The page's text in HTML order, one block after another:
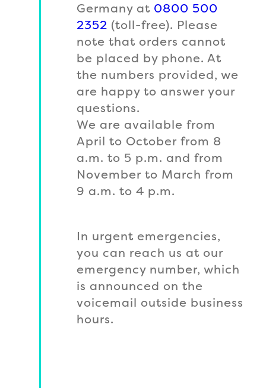
Germany at 0800 500
2352 (toll-free). Please
note that orders cannot
be placed by phone. At
the numbers provided, we
are happy to answer your
questions.
We are available from
April to October from 8
a.m. to 5 p.m. and from
November to March from
9 a.m. to 4 p.m.
In urgent emergencies,
you can reach us at our
emergency number, which
is announced on the
voicemail outside business
hours.